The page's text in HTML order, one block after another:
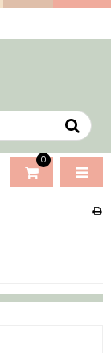
0